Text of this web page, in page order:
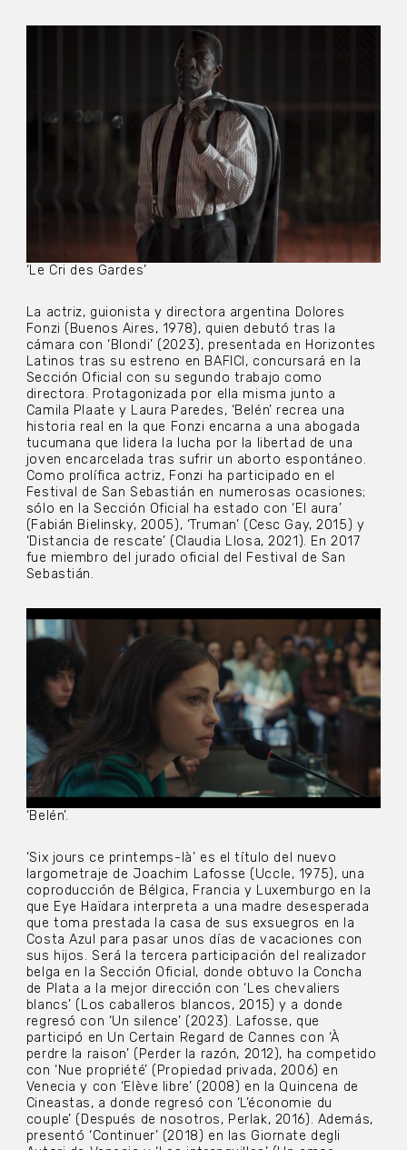
‘Le Cri des Gardes’
La actriz, guionista y directora argentina Dolores
Fonzi (Buenos Aires, 1978), quien debutó tras la
cámara con ‘Blondi’ (2023), presentada en Horizontes
Latinos tras su estreno en BAFICI, concursará en la
Sección Oficial con su segundo trabajo como
directora. Protagonizada por ella misma junto a
Camila Plaate y Laura Paredes, ‘Belén’ recrea una
historia real en la que Fonzi encarna a una abogada
tucumana que lidera la lucha por la libertad de una
joven encarcelada tras sufrir un aborto espontáneo.
Como prolífica actriz, Fonzi ha participado en el
Festival de San Sebastián en numerosas ocasiones;
sólo en la Sección Oficial ha estado con ‘El aura’
(Fabián Bielinsky, 2005), ‘Truman’ (Cesc Gay, 2015) y
‘Distancia de rescate’ (Claudia Llosa, 2021). En 2017
fue miembro del jurado oficial del Festival de San
Sebastián.
‘Belén’.
‘Six jours ce printemps-là’ es el título del nuevo
largometraje de Joachim Lafosse (Uccle, 1975), una
coproducción de Bélgica, Francia y Luxemburgo en la
que Eye Haïdara interpreta a una madre desesperada
que toma prestada la casa de sus exsuegros en la
Costa Azul para pasar unos días de vacaciones con
sus hijos. Será la tercera participación del realizador
belga en la Sección Oficial, donde obtuvo la Concha
de Plata a la mejor dirección con ‘Les chevaliers
blancs’ (Los caballeros blancos, 2015) y a donde
regresó con ‘Un silence’ (2023). Lafosse, que
participó en Un Certain Regard de Cannes con ‘À
perdre la raison’ (Perder la razón, 2012), ha competido
con ‘Nue propriété’ (Propiedad privada, 2006) en
Venecia y con ‘Elève libre’ (2008) en la Quincena de
Cineastas, a donde regresó con ‘L’économie du
couple’ (Después de nosotros, Perlak, 2016). Además,
presentó ‘Continuer’ (2018) en las Giornate degli